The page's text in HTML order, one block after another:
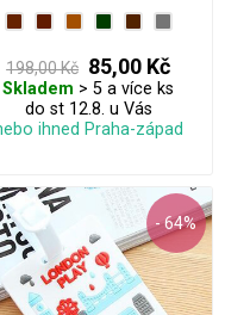
198,00 Kč 85,00 Kč
Skladem > 5 a více ks
do st 12.8. u Vás
ihned Praha-západ
- 64%